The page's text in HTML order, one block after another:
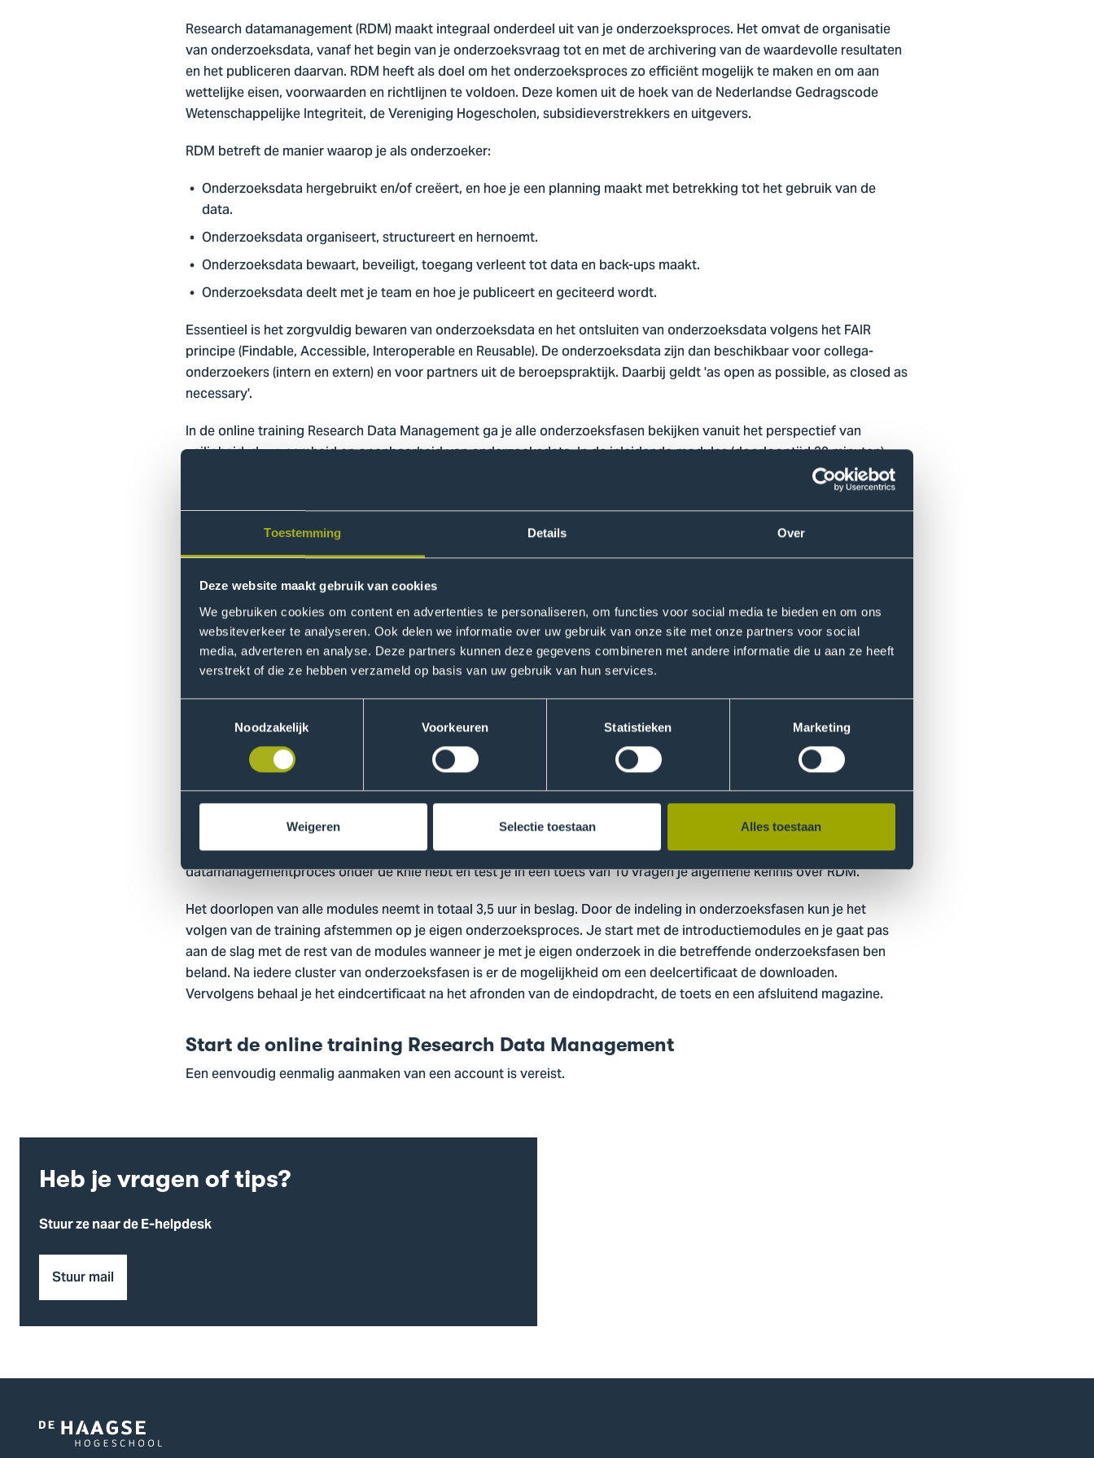
Toestemming Details Over
Deze website maakt gebruik van cookies
We gebruiken cookies om content en advertenties te personaliseren, om functies voor social media te bieden en om ons
websiteverkeer te analyseren. Ook delen we informatie over uw gebruik van onze site met onze partners voor social
media, adverteren en analyse. Deze partners kunnen deze gegevens combineren met andere informatie die u aan ze heeft
verstrekt of die ze hebben verzameld op basis van uw gebruik van hun services.
Noodzakelijk
Voorkeuren Statistieken Marketing
Weigeren Selectie toestaan Alles toestaan
Research datamanagement (RDM) maakt integraal onderdeel uit van je onderzoeksproces. Het omvat de organisatie
van onderzoeksdata, vanaf het begin van je onderzoeksvraag tot en met de archivering van de waardevolle resultaten
en het publiceren daarvan. RDM heeft als doel om het onderzoeksproces zo efficiënt mogelijk te maken en om aan
wettelijke eisen, voorwaarden en richtlijnen te voldoen. Deze komen uit de hoek van de Nederlandse Gedragscode
Wetenschappelijke Integriteit, de Vereniging Hogescholen, subsidieverstrekkers en uitgevers.
RDM betreft de manier waarop je als onderzoeker:
Onderzoeksdata hergebruikt en/of creëert, en hoe je een planning maakt met betrekking tot het gebruik van de
data.
Onderzoeksdata organiseert, structureert en hernoemt.
Onderzoeksdata bewaart, beveiligt, toegang verleent tot data en back-ups maakt.
Onderzoeksdata deelt met je team en hoe je publiceert en geciteerd wordt.
Essentieel is het zorgvuldig bewaren van onderzoeksdata en het ontsluiten van onderzoeksdata volgens het FAIR
principe (Findable, Accessible, Interoperable en Reusable). De onderzoeksdata zijn dan beschikbaar voor collega-
onderzoekers (intern en extern) en voor partners uit de beroepspraktijk. Daarbij geldt 'as open as possible, as closed as
necessary'.
In de online training Research Data Management ga je alle onderzoeksfasen bekijken vanuit het perspectief van
veiligheid, duurzaamheid en openbaarheid van onderzoeksdata. In de inleidende modules (doorlooptijd 30 minuten)
Na de inleiding volgen de onderzoekfasen:
van RDM-gerelateerde kosten, RDM-standaarden, privacy en intellectuele eigendom. Tevens maak je je het zoeken
naar en hergebruiken van bestaande data eigen.
In de modules behorende bij de fasen analyse en schrijven (doorlooptijd 45 minuten) wordt ingegaan op
databeheer en op de methoden en maatregelen om de veiligheid van gevoelige data te versterken. De praktijk van
het veilig opslaan van je data en deze delen met onderzoekspartners komt aan bod. En je ontwikkelt kennis over
In de modules behorende bij de fasen publiceren, outreach en beoordeling (doorlooptijd 60 minuten) staan data-
selectie, data-archivering en het FAIR principe centraal. Je leert over het metadateren en licentiëren van je data.
Binnen iedere cluster van onderzoeksfasen doorloop je een casus die je inzicht geeft in waar je in je onderzoekspraktijk
tegenaan loopt en ga je praktisch aan de slag met een opdracht om de kennis die je hebt opgedaan zo goed mogelijk
te laten beklijven. Na afronding van de onderzoeksfasen test je in de eindopdracht of je het FAIR
datamanagementproces onder de knie hebt en test je in een toets van 10 vragen je algemene kennis over RDM.
Het doorlopen van alle modules neemt in totaal 3,5 uur in beslag. Door de indeling in onderzoeksfasen kun je het
volgen van de training afstemmen op je eigen onderzoeksproces. Je start met de introductiemodules en je gaat pas
aan de slag met de rest van de modules wanneer je met je eigen onderzoek in die betreffende onderzoeksfasen ben
beland. Na iedere cluster van onderzoeksfasen is er de mogelijkheid om een deelcertificaat de downloaden.
Vervolgens behaal je het eindcertificaat na het afronden van de eindopdracht, de toets en een afsluitend magazine.
Start de online training Research Data Management
Een eenvoudig eenmalig aanmaken van een account is vereist.
Heb je vragen of tips?
Stuur ze naar de E-helpdesk
Stuur mail
Logo